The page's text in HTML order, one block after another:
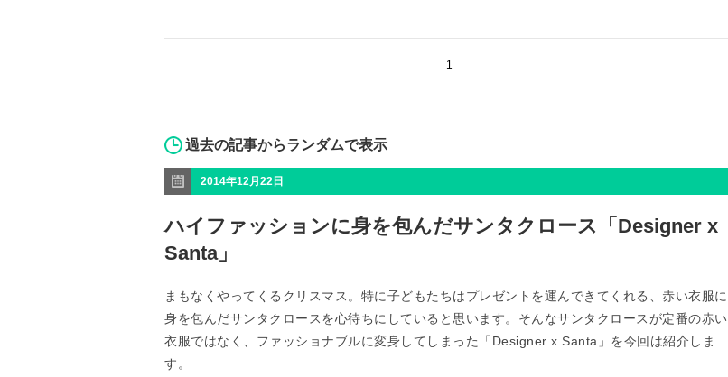
1
過去の記事からランダムで表示
2014年12月22日
ハイファッションに身を包んだサンタクロース「Designer x
Santa」
まもなくやってくるクリスマス。特に子どもたちはプレゼントを運んできてくれる、赤い衣服に
身を包んだサンタクロースを心待ちにしていると思います。そんなサンタクロースが定番の赤い
衣服ではなく、ファッショナブルに変身してしまった「Designer x Santa」を今回は紹介しま
す。